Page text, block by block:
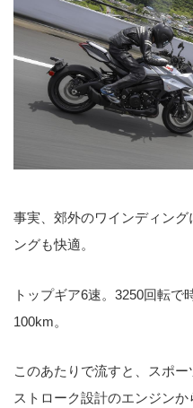
事実、郊外のワインディン
ングも快適。
トップギア6速。3250回転で
100km。
このあたりで流すと、スポ
ストローク設計のエンジン